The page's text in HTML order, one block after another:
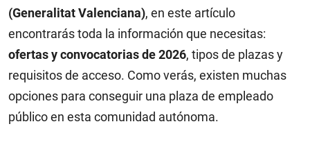
(Generalitat Valenciana), en este artículo
encontrarás toda la información que necesitas:
ofertas y convocatorias de 2026, tipos de plazas y
requisitos de acceso. Como verás, existen muchas
opciones para conseguir una plaza de empleado
público en esta comunidad autónoma.